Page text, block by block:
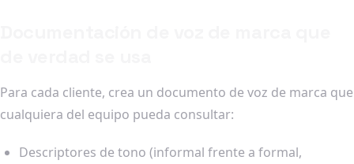
Para cada cliente, crea un documento de voz de marca que
cualquiera del equipo pueda consultar:
Descriptores de tono (informal frente a formal,